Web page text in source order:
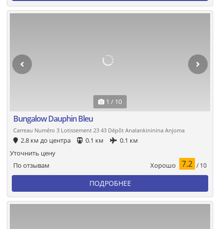
1 / 10
Bungalow Dauphin Bleu
Carreau Numéro 3 Lotissement 23 43 Dépôt Analankininina Anjoma
2.8 км до центра 0.1 км 0.1 км
По отзывам Хорошо 7.2 / 10
Уточнить цену
ПОДРОБНЕЕ